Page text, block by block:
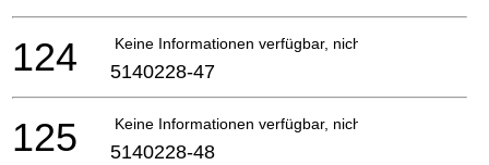
Keine Informationen verfügbar, nicht bestellbar
124 5140228-47
Keine Informationen verfügbar, nicht bestellbar
125 5140228-48